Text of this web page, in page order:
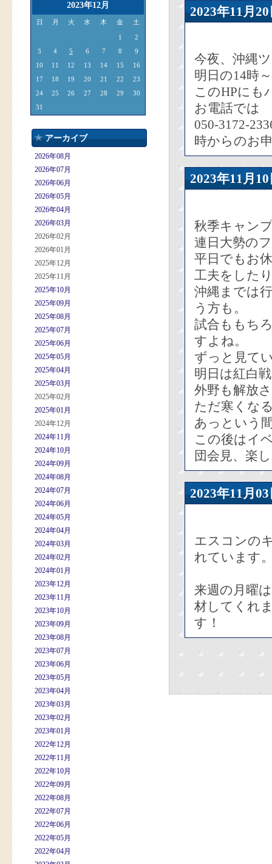
2023年12月
日 月 火 水 木 金 土
1
2
3
4 5 6 7 8
9
10
11 12 13 14 15
16
17
18 19 20 21 22
23
24
25 26 27 28 29
30
31
アーカイブ
2026年08月
2026年07月
2026年06月
2026年05月
2026年04月
2026年03月
2026年02月
2026年01月
2025年12月
2025年11月
2025年10月
2025年09月
2025年08月
2025年07月
2025年06月
2025年05月
2025年04月
2025年03月
2025年02月
2025年01月
2024年12月
2024年11月
2024年10月
2024年09月
2024年08月
2024年07月
2024年06月
2024年05月
2024年04月
2024年03月
2024年02月
2024年01月
2023年12月
2023年11月
2023年10月
2023年09月
2023年08月
2023年07月
2023年06月
2023年05月
2023年04月
2023年03月
2023年02月
2023年01月
2022年12月
2022年11月
2022年10月
2022年09月
2022年08月
2022年07月
2022年06月
2022年05月
2022年04月
2023年11
今夜、沖縄
明日の14時
このHPにも
お電話では
050-3172-
時からのお
2023年11
秋季キャン
連日大勢の
平日でもお
工夫をした
沖縄までは
う方も。
試合ももち
すよね。
ずっと見て
明日は紅白
外野も解放
ただ寒くな
あっという
この後はイ
団会見、楽
2023年11
エスコンの
れています
来週の月曜
材してくれ
す！